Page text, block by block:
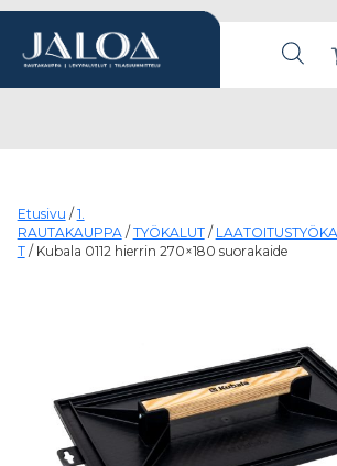
Products
Päävalikko
Etusivu / 1.
RAUTAKAUPPA/ TYÖKALUT/
T/ Kubala 0112 hierrin 270×180 suorakaide